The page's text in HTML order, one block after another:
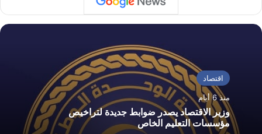
اقتصاد
منذ 6 أيام
وزير الاقتصاد يصدر ضوابط جديدة لتراخيص
مؤسسات التعليم الخاص